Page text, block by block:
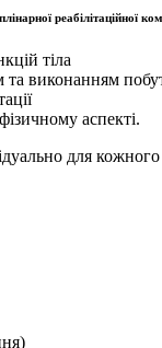
реабілітаційної
тіла
та виконанням
аспекті.
для